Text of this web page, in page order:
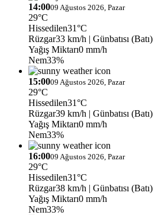
14:0009 Ağustos 2026, Pazar
29°C
Hissedilen31°C
Rüzgar33 km/h | Günbatısı (Batı)
Yağış Miktarı0 mm/h
Nem33%
15:0009 Ağustos 2026, Pazar
29°C
Hissedilen31°C
Rüzgar39 km/h | Günbatısı (Batı)
Yağış Miktarı0 mm/h
Nem33%
16:0009 Ağustos 2026, Pazar
29°C
Hissedilen31°C
Rüzgar38 km/h | Günbatısı (Batı)
Yağış Miktarı0 mm/h
Nem33%